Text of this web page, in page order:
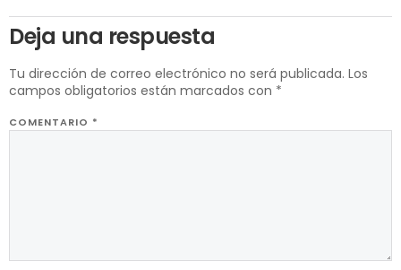
Deja una respuesta
Tu dirección de correo electrónico no será publicada. Los
campos obligatorios están marcados con *
COMENTARIO *